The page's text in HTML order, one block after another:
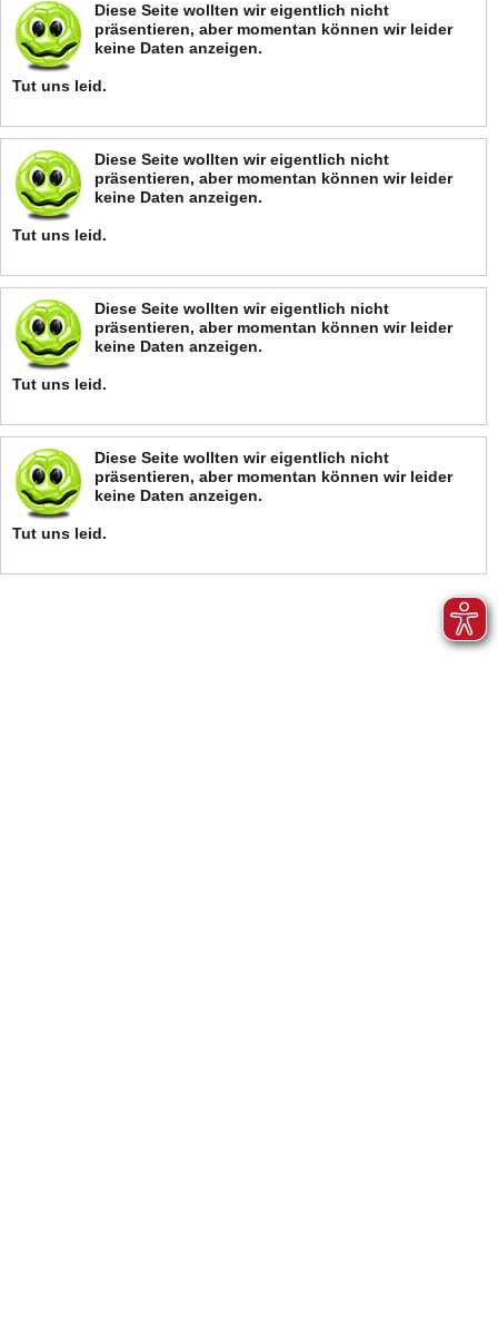
Diese Seite wollten wir eigentlich nicht
präsentieren, aber momentan können wir leider
keine Daten anzeigen.
Tut uns leid.
Diese Seite wollten wir eigentlich nicht
präsentieren, aber momentan können wir leider
keine Daten anzeigen.
Tut uns leid.
Diese Seite wollten wir eigentlich nicht
präsentieren, aber momentan können wir leider
keine Daten anzeigen.
Tut uns leid.
Diese Seite wollten wir eigentlich nicht
präsentieren, aber momentan können wir leider
keine Daten anzeigen.
Tut uns leid.